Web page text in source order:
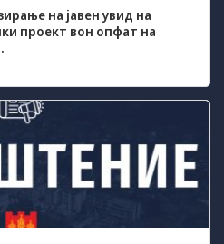
на јавен увид на
проект вон опфат на
работа.Сесиските
колачиња се
ги добиете
преку нашата веб
страница. Без
овие колачиња,